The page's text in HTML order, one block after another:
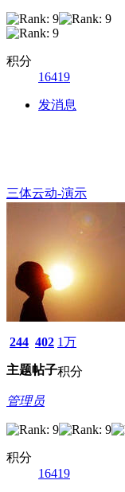
积分
16419
发消息
三体云动-演示
244
主题
402
帖子
1万
积分
管理员
积分
16419